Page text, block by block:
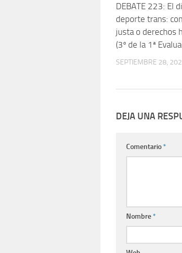
DEBATE 223: El
deporte trans:
justa o derechos
(3º de la 1ª
SEPTIEMBRE 28,
DEJA UNA
Comentario*
Nombre*